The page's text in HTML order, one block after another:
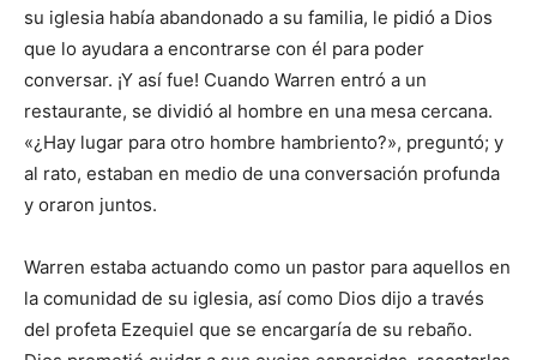
su iglesia había abandonado a su familia, le pidió a Dios
que lo ayudara a encontrarse con él para poder
conversar. ¡Y así fue! Cuando Warren entró a un
restaurante, se dividió al hombre en una mesa cercana.
«¿Hay lugar para otro hombre hambriento?», preguntó; y
al rato, estaban en medio de una conversación profunda
y oraron juntos.
Warren estaba actuando como un pastor para aquellos en
la comunidad de su iglesia, así como Dios dijo a través
del profeta Ezequiel que se encargaría de su rebaño.